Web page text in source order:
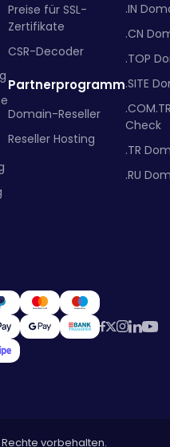
Preise für SSL-
Zertifikate
CSR-Decoder
Partnerprogramm
Domain-Reseller
Reseller Hosting
.IN
.CN
.TOP
.SITE
Check
.TR
.RU
vorbehalten.